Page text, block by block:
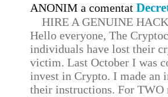
ANONIM a comentat
HIRE A GENUINE
Hello everyone, The
individuals have lost their
victim. Last October I was
invest in Crypto. I made
their instructions. For TWO